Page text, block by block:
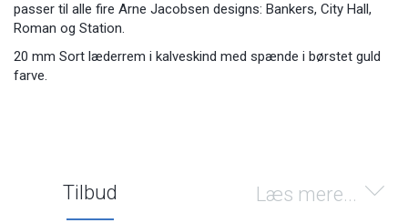
passer til alle fire Arne Jacobsen designs: Bankers, City Hall,
Roman og Station.
20 mm Sort læderrem i kalveskind med spænde i børstet guld
farve.
Læs mere...
Tilbud